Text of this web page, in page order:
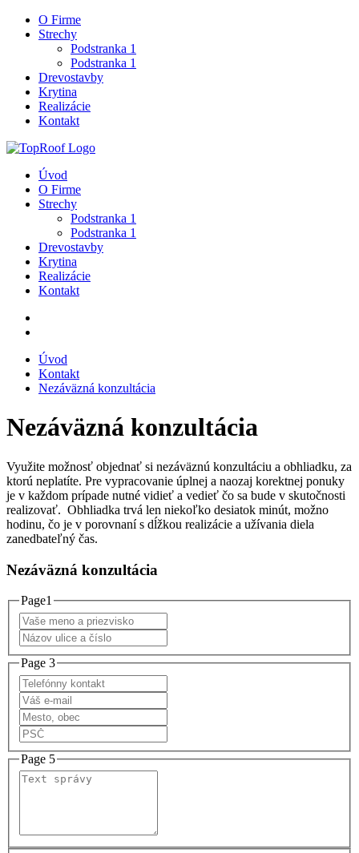
O Firme
Strechy
Podstranka 1
Podstranka 1
Drevostavby
Krytina
Realizácie
Kontakt
Úvod
O Firme
Strechy
Podstranka 1
Podstranka 1
Drevostavby
Krytina
Realizácie
Kontakt
Úvod
Kontakt
Nezáväzná konzultácia
Nezáväzná konzultácia
Využite možnosť objednať si nezáväznú konzultáciu a obhliadku, za
ktorú neplatíte. Pre vypracovanie úplnej a naozaj korektnej ponuky
je v každom prípade nutné vidieť a vedieť čo sa bude v skutočnosti
realizovať. Obhliadka trvá len niekoľko desiatok minút, možno
hodinu, čo je v porovnaní s dĺžkou realizácie a užívania diela
zanedbateľný čas.
Nezáväzná konzultácia
Page1
Page 3
Page 5